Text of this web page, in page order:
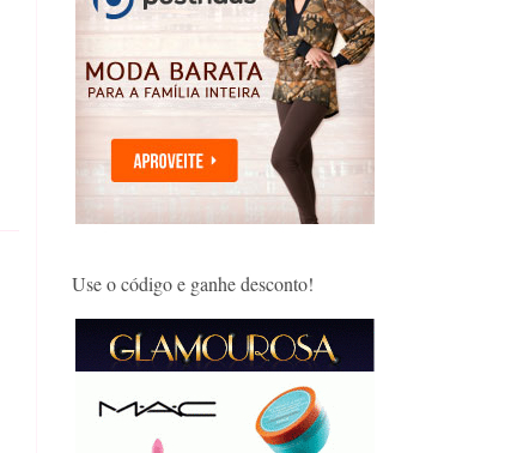
Use o código e ganhe desconto!